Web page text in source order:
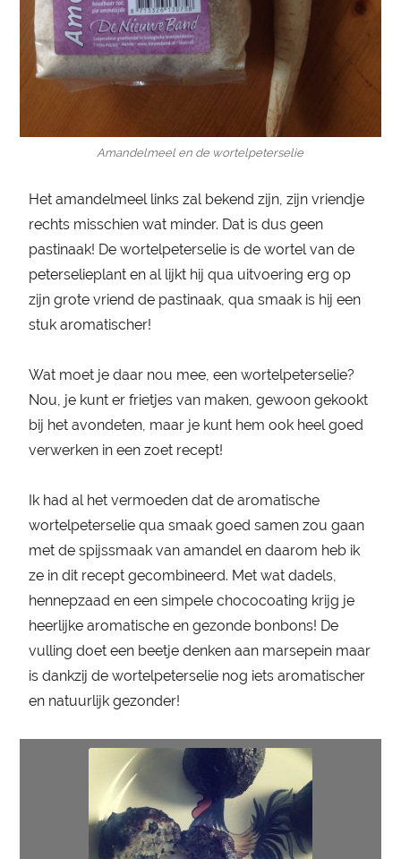
Amandelmeel en de wortelpeterselie
Het amandelmeel links zal bekend zijn, zijn vriendje
rechts misschien wat minder. Dat is dus geen
pastinaak! De wortelpeterselie is de wortel van de
peterselieplant en al lijkt hij qua uitvoering erg op
zijn grote vriend de pastinaak, qua smaak is hij een
stuk aromatischer!
Wat moet je daar nou mee, een wortelpeterselie?
Nou, je kunt er frietjes van maken, gewoon gekookt
bij het avondeten, maar je kunt hem ook heel goed
verwerken in een zoet recept!
Ik had al het vermoeden dat de aromatische
wortelpeterselie qua smaak goed samen zou gaan
met de spijssmaak van amandel en daarom heb ik
ze in dit recept gecombineerd. Met wat dadels,
hennepzaad en een simpele chococoating krijg je
heerlijke aromatische en gezonde bonbons! De
vulling doet een beetje denken aan marsepein maar
is dankzij de wortelpeterselie nog iets aromatischer
en natuurlijk gezonder!